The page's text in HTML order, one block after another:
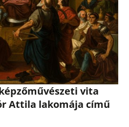
vita
Attila lakomája című